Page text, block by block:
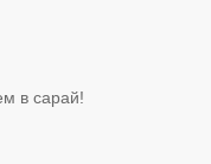
в сарай!